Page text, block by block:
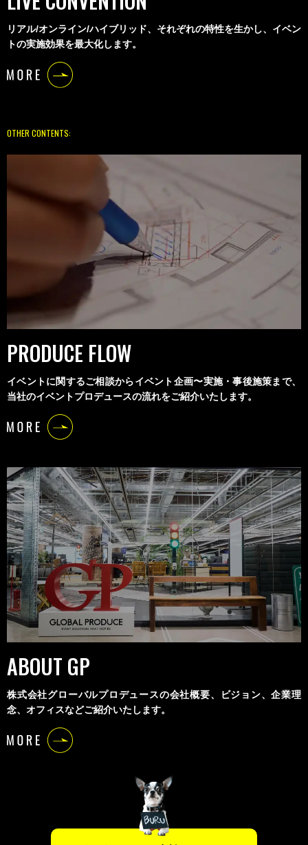
リアル/オンライン/ハイブリッド、それぞれの特性を生かし、イベン
トの実施効果を最大化します。
OTHER CONTENTS:
PRODUCE FLOW
イベントに関するご相談からイベント企画〜実施・事後施策まで、
当社のイベントプロデュースの流れをご紹介いたします。
ABOUT GP
株式会社グローバルプロデュースの会社概要、ビジョン、企業理
念、オフィスなどご紹介いたします。